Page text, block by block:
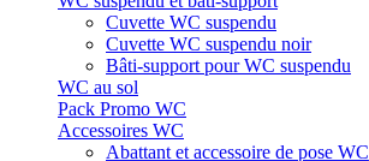
Cuvette WC suspendu
Cuvette WC suspendu noir
Bâti-support pour WC suspendu
WC au sol
Pack Promo WC
Accessoires WC
Abattant et accessoire de pose WC